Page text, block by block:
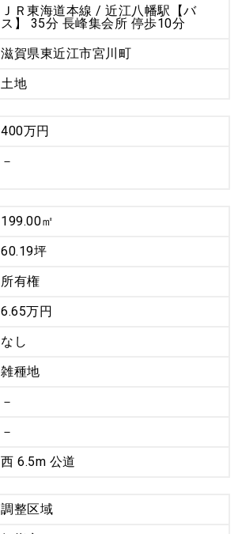
ＪＲ東海道本線 / 近江八幡駅【バ
ス】 35分 長峰集会所 停歩10分
滋賀県東近江市宮川町
土地
400万円
－
199.00㎡
60.19坪
所有権
6.65万円
なし
雑種地
－
－
西 6.5m 公道
調整区域